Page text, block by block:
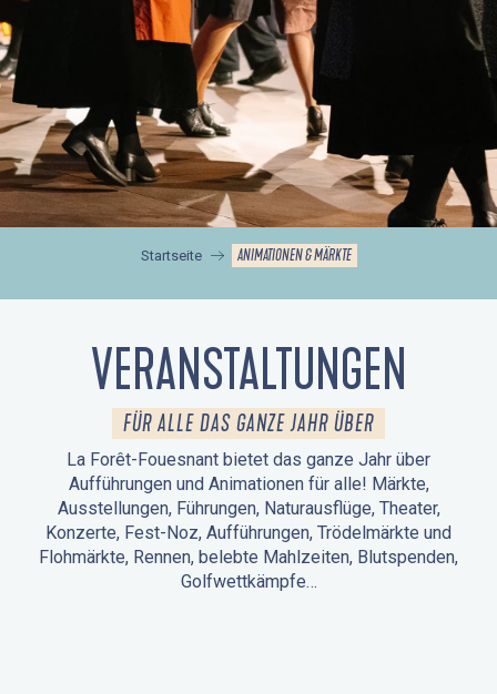
Startseite ANIMATIONEN & MÄRKTE
VERANSTALTUNGEN
FÜR ALLE DAS GANZE JAHR ÜBER
La Forêt-Fouesnant bietet das ganze Jahr über
Aufführungen und Animationen für alle! Märkte,
Ausstellungen, Führungen, Naturausflüge, Theater,
Konzerte, Fest-Noz, Aufführungen, Trödelmärkte und
Flohmärkte, Rennen, belebte Mahlzeiten, Blutspenden,
Golfwettkämpfe…